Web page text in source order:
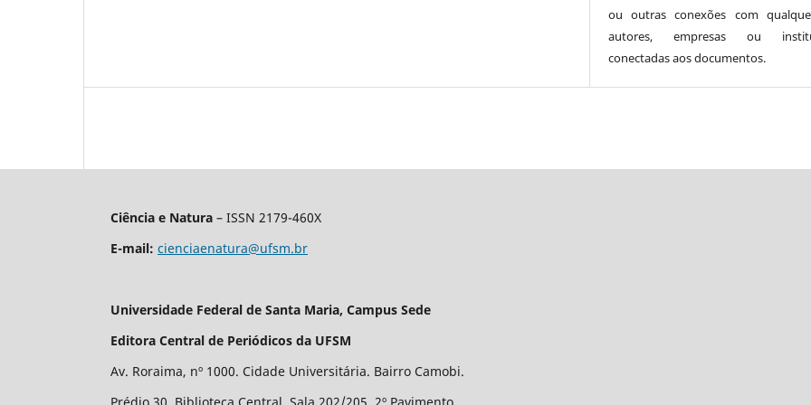
ou outras conexões com
autores, empresas ou
conectadas aos documentos.
Ciência e Natura – ISSN 2179-460X
E-mail: cienciaenatura@ufsm.br
Universidade Federal de Santa Maria, Campus Sede
Editora Central de Periódicos da UFSM
Av. Roraima, nº 1000. Cidade Universitária. Bairro Camobi.